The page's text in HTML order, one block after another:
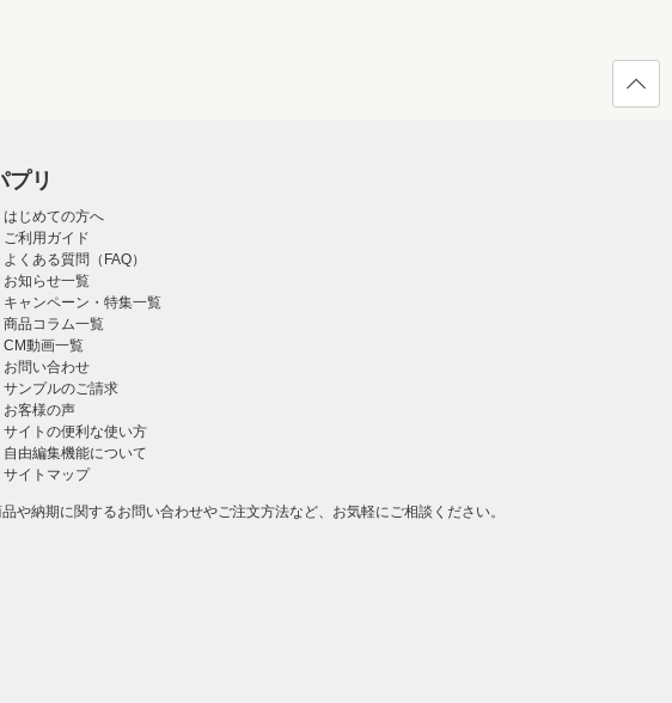
プリ
はじめての方へ
ご利用ガイド
よくある質問（FAQ）
お知らせ一覧
キャンペーン・特集一覧
商品コラム一覧
CM動画一覧
お問い合わせ
サンプルのご請求
お客様の声
サイトの便利な使い方
自由編集機能について
サイトマップ
や納期に関するお問い合わせやご注文方法など、お気軽にご相談ください。